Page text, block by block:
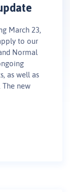
March 23,
to our
Normal
as well as
new